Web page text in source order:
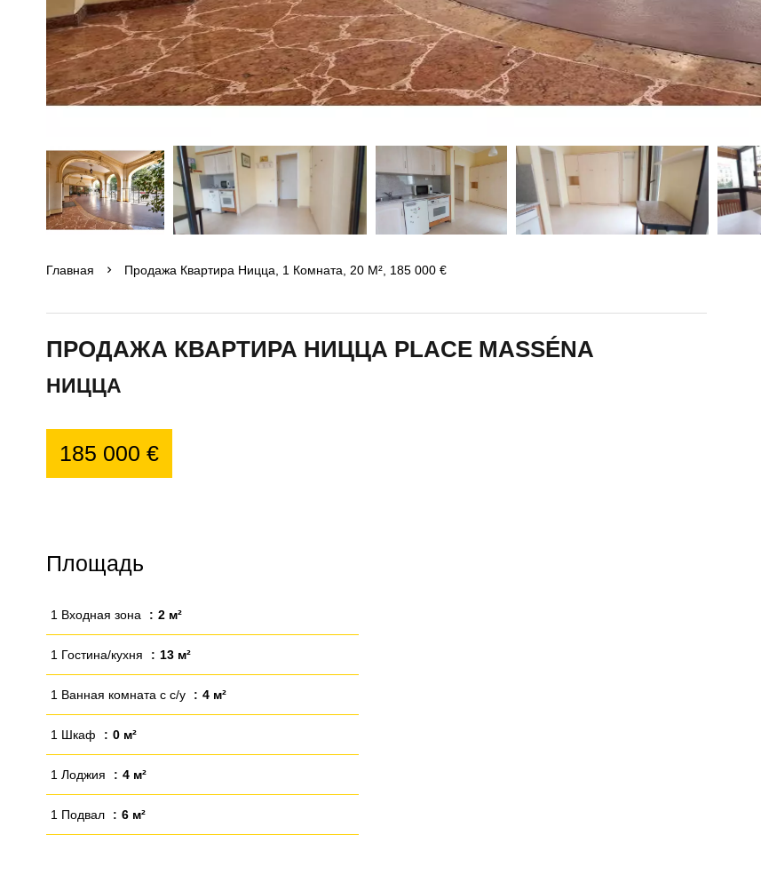
Главная Продажа Квартира Ницца, 1 Комната, 20 М², 185 000 €
ПРОДАЖА КВАРТИРА НИЦЦА PLACE MASSÉNA
НИЦЦА
185 000 €
Площадь
1 Входная зона 2 м²
1 Гостина/кухня 13 м²
1 Ванная комната с с/у 4 м²
1 Шкаф 0 м²
1 Лоджия 4 м²
1 Подвал 6 м²